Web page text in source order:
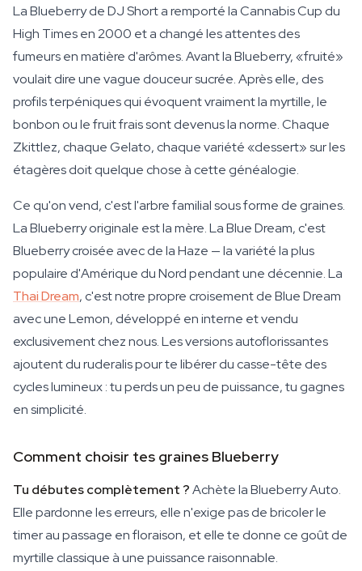
La Blueberry de DJ Short a remporté la Cannabis Cup du
High Times en 2000 et a changé les attentes des
fumeurs en matière d'arômes. Avant la Blueberry, «fruité»
voulait dire une vague douceur sucrée. Après elle, des
profils terpéniques qui évoquent vraiment la myrtille, le
bonbon ou le fruit frais sont devenus la norme. Chaque
Zkittlez, chaque Gelato, chaque variété «dessert» sur les
étagères doit quelque chose à cette généalogie.
Ce qu'on vend, c'est l'arbre familial sous forme de graines.
La Blueberry originale est la mère. La Blue Dream, c'est
Blueberry croisée avec de la Haze — la variété la plus
populaire d'Amérique du Nord pendant une décennie. La
Thai Dream, c'est notre propre croisement de Blue Dream
avec une Lemon, développé en interne et vendu
exclusivement chez nous. Les versions autoflorissantes
ajoutent du ruderalis pour te libérer du casse-tête des
cycles lumineux : tu perds un peu de puissance, tu gagnes
en simplicité.
Comment choisir tes graines Blueberry
Tu débutes complètement ?Achète la Blueberry Auto.
Elle pardonne les erreurs, elle n'exige pas de bricoler le
timer au passage en floraison, et elle te donne ce goût de
myrtille classique à une puissance raisonnable.